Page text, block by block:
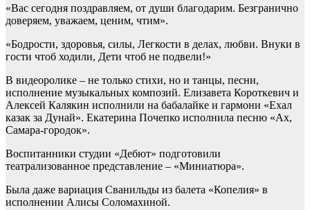
«Вас сегодня поздравляем, от души благодарим. Безгранично
доверяем, уважаем, ценим, чтим».
«Бодрости, здоровья, силы, Легкости в делах, любви. Внуки в
гости чтоб ходили, Дети чтоб не подвели!»
В видеоролике – не только стихи, но и танцы, песни,
исполнение музыкальных композий. Елизавета Короткевич и
Алексей Калякин исполнили на бабалайке и гармони «Ехал
казак за Дунай». Екатерина Почепко исполнила песню «Ах,
Самара-городок».
Воспитанники студии «Дебют» подготовили
театрализованное представление – «Миниатюра».
Была даже вариация Сванильды из балета «Копелия» в
исполнении Алисы Соломахиной.